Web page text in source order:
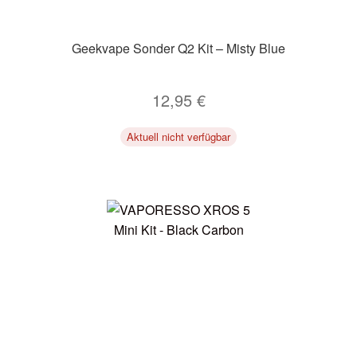
Geekvape Sonder Q2 Kit – Misty Blue
12,95 €
Aktuell nicht verfügbar